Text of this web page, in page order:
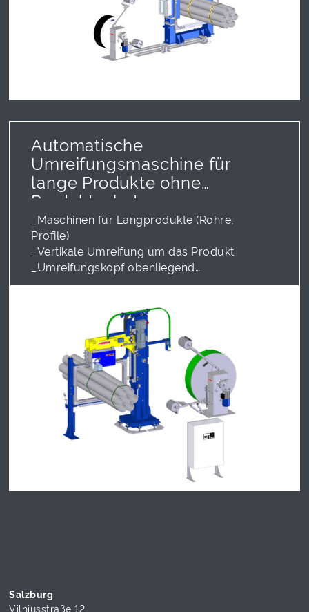
Automatische
Umreifungsmaschine für
lange Produkte ohne
Produktschutz
_Maschinen für Langprodukte (Rohre,
Profile)
_Vertikale Umreifung um das Produkt
_Umreifungskopf obenliegend
_Umreifungskopf MH611
Salzburg
Vilniusstraße 12